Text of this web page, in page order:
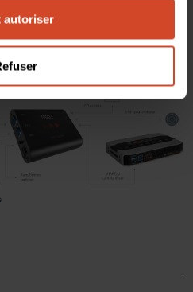
autoriser